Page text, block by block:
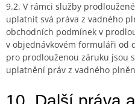
9.2. V rámci služby
uplatnit svá práva z vadného
obchodních podmínek v
v objednávkovém formuláři od
pro prodlouženou záruku jsou
uplatnění práv z vadného